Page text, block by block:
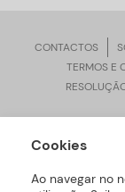
CONTACTOS
TERMOS E
ARBORETTO ©
Cookies
Ao navegar no